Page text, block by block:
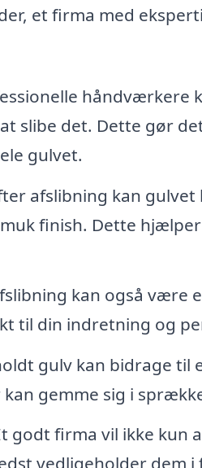
et firma med
håndværkere
slibe det. Dette gør
gulvet.
afslibning kan
finish. Dette
kan også være
til din indretning og
gulv kan bidrage til
gemme sig i
godt firma vil ikke kun